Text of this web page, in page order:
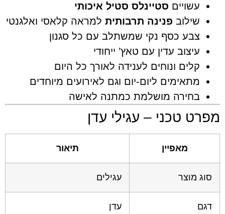
עשוייםסטיינלס סטיל איכותי
שילובפנינה תרבותיתלמראה קלאסי ואלגנטי
צבע כסף נקי שמשתלב עם כל סגנון
עיצוב עדין עם טאץ’ ייחודי
קלים ונוחים לענידה לאורך כל היום
מתאימים ליום-יום וגם לאירועים מיוחדים
בחירה מושלמת כמתנה לאישה
טכני – עגילי עדן
מאפיין תיאור
סוג מוצר עגילים
דגם עדן